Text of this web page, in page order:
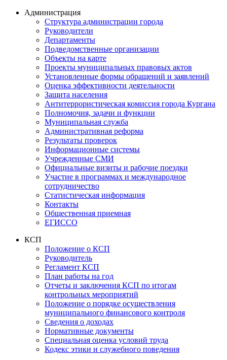
Администрация
Структура администрации города
Руководители
Департаменты
Подведомственные организации
Объекты на карте
Проекты муниципальных правовых актов
Установленные формы обращений и заявлений
Оценка эффективности деятельности
Защита населения
Антитеррористическая комиссия города Кургана
Полномочия, задачи и функции
Муниципальная служба
Административная реформа
Результаты проверок
Информационные системы
Учрежденные СМИ
Официальные визиты и рабочие поездки
Участие в программах и международное
сотрудничество
Статистическая информация
Контакты
Общественная приемная
ЕГИССО
КСП
Положение о КСП
Руководитель
Регламент КСП
План работы на год
Отчеты и заключения КСП по итогам
контрольных мероприятий
Положение о порядке осуществления
муниципального финансового контроля
Сведения о доходах
Нормативные документы
Специальная оценка условий труда
Кодекс этики и служебного поведения